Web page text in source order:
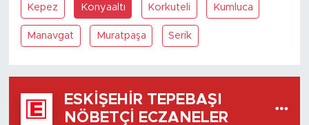
Kepez Konyaaltı Korkuteli Kumluca
Manavgat Muratpaşa Serik
ESKIŞEHIR TEPEBAŞI
NÖBETÇI ECZANELER